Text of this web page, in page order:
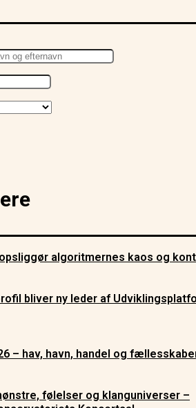
algoritmernes kaos og
bliver ny leder af
– hav, havn, handel og
følelser og klanguniverser –